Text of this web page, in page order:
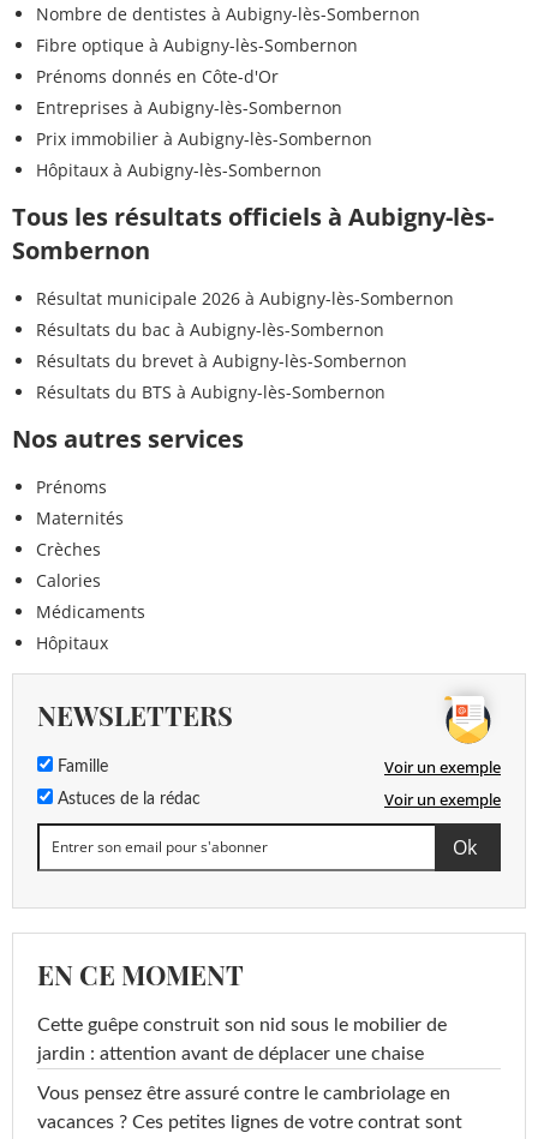
Nombre de dentistes à Aubigny-lès-Sombernon
Fibre optique à Aubigny-lès-Sombernon
Prénoms donnés en Côte-d'Or
Entreprises à Aubigny-lès-Sombernon
Prix immobilier à Aubigny-lès-Sombernon
Hôpitaux à Aubigny-lès-Sombernon
Tous les résultats officiels à Aubigny-lès-
Sombernon
Résultat municipale 2026 à Aubigny-lès-Sombernon
Résultats du bac à Aubigny-lès-Sombernon
Résultats du brevet à Aubigny-lès-Sombernon
Résultats du BTS à Aubigny-lès-Sombernon
Nos autres services
Prénoms
Maternités
Crèches
Calories
Médicaments
Hôpitaux
NEWSLETTERS
Famille Voir un exemple
Astuces de la rédac Voir un exemple
EN CE MOMENT
Cette guêpe construit son nid sous le mobilier de
jardin : attention avant de déplacer une chaise
Vous pensez être assuré contre le cambriolage en
vacances ? Ces petites lignes de votre contrat sont